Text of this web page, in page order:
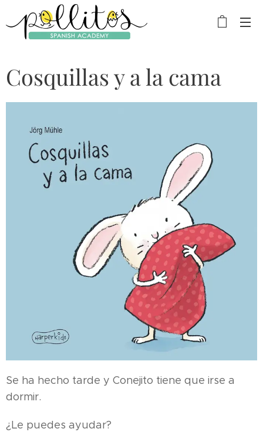
Cosquillas y a la cama
Se ha hecho tarde y Conejito tiene que irse a
dormir.
¿Le puedes ayudar?